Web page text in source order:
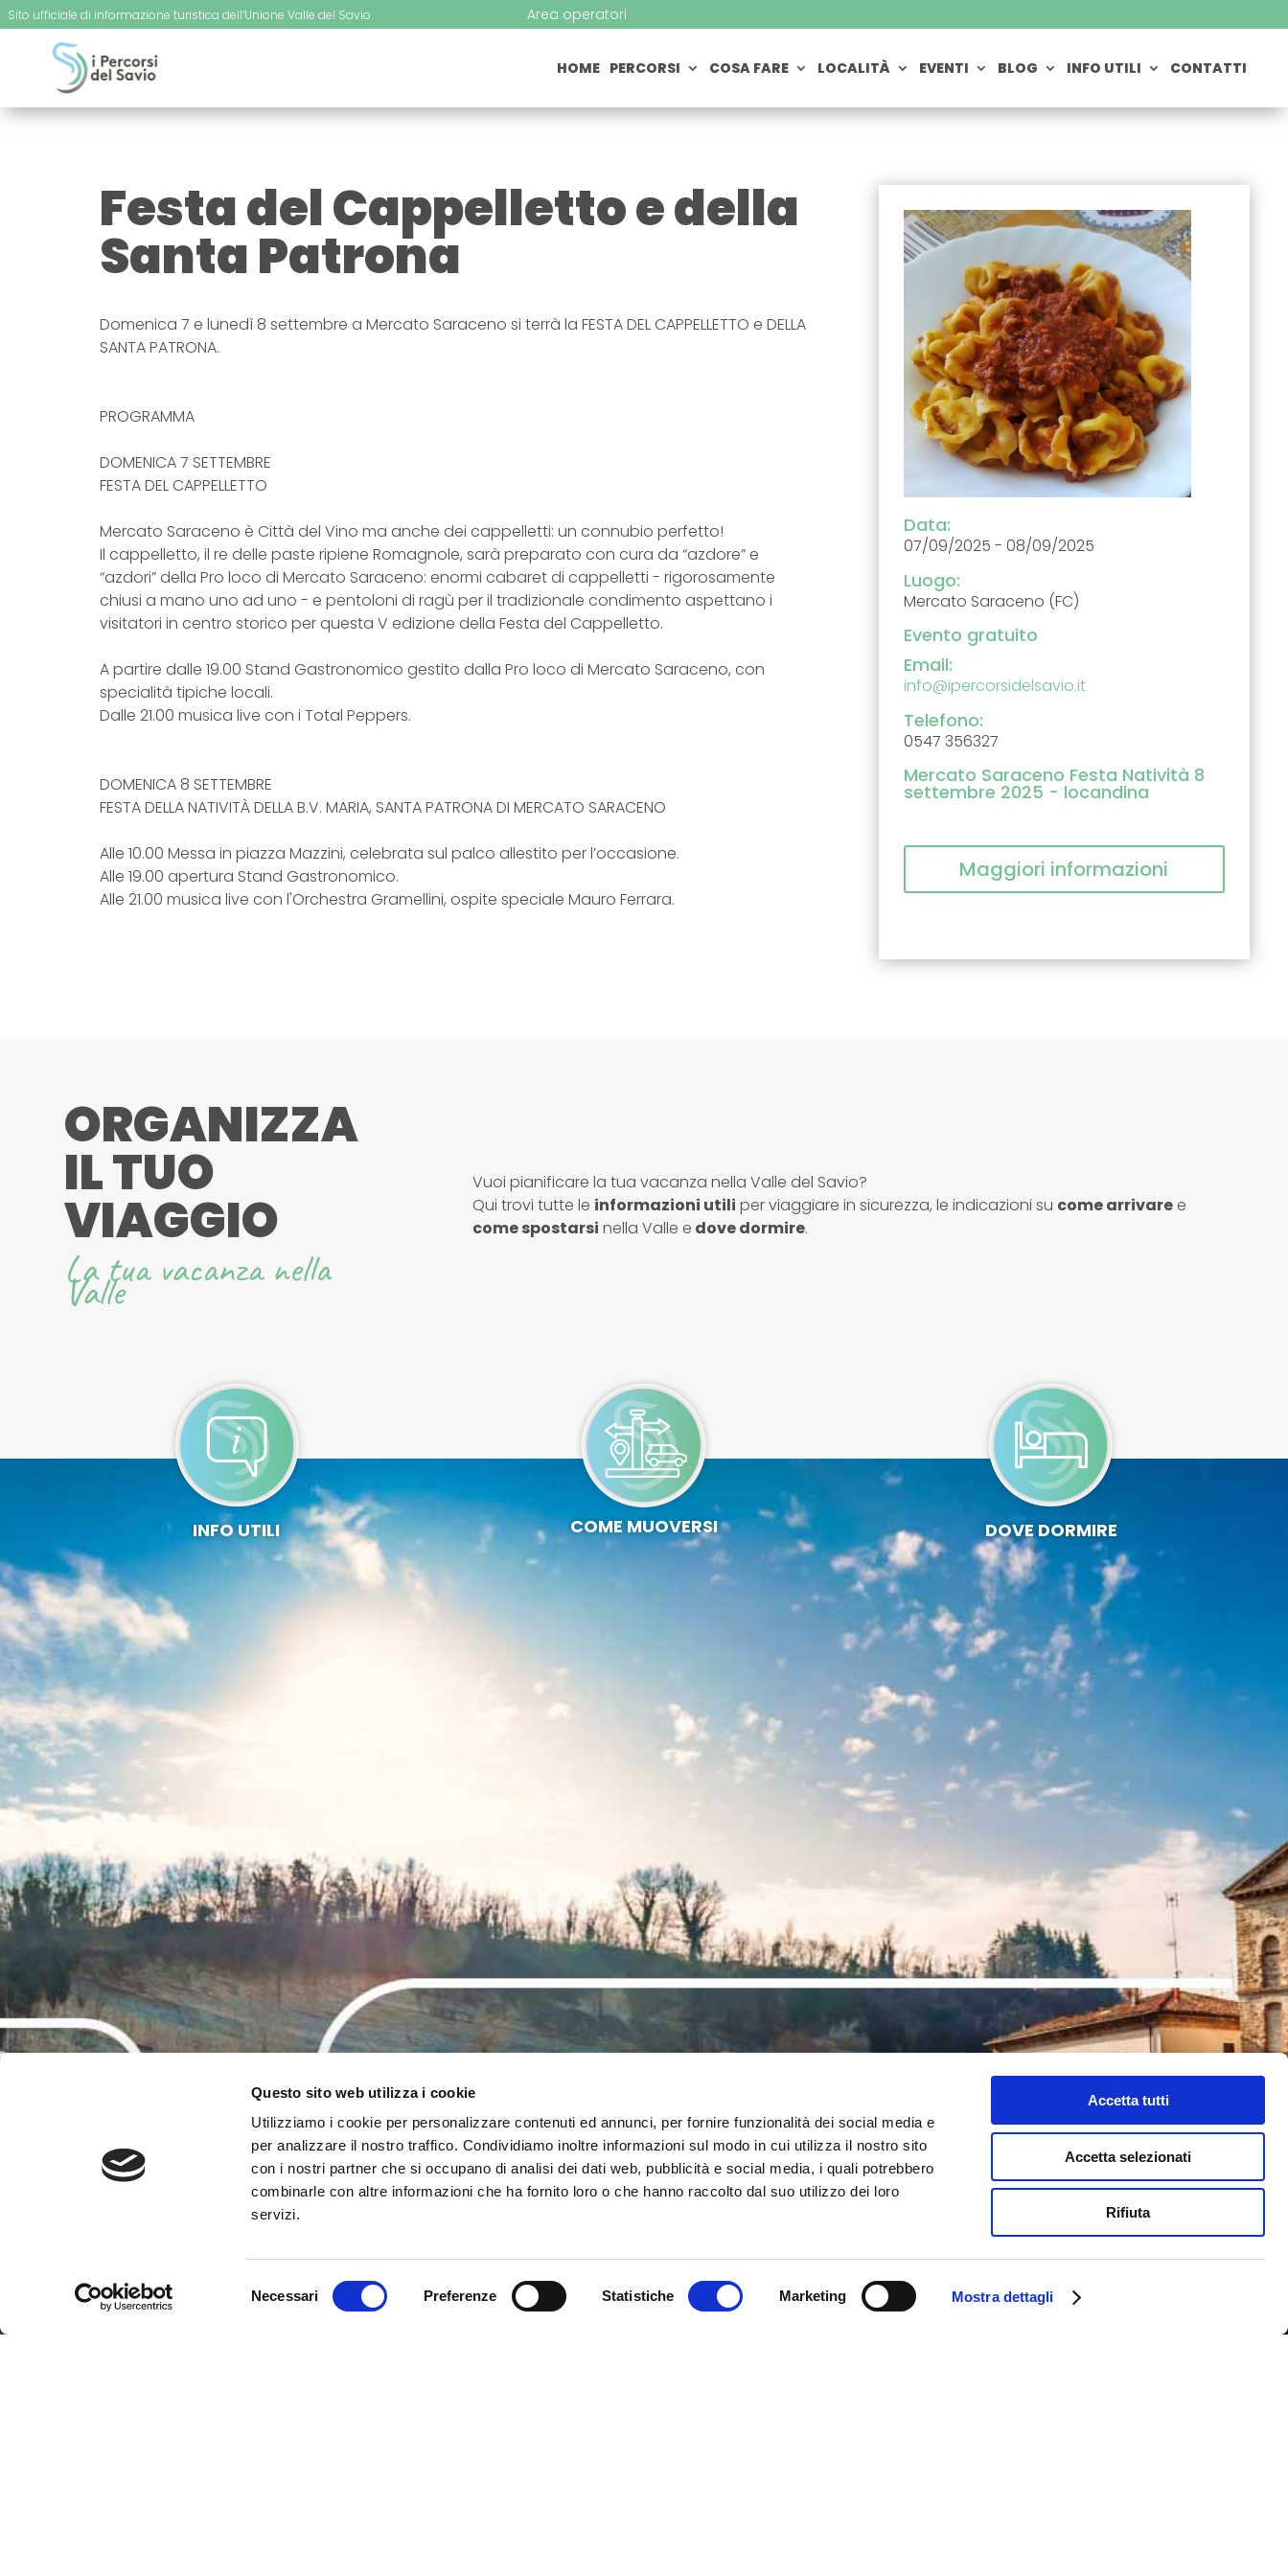
Questo sito web utilizza i cookie
Utilizziamo i cookie per personalizzare contenuti ed annunci, per fornire funzionalità dei social media e
per analizzare il nostro traffico. Condividiamo inoltre informazioni sul modo in cui utilizza il nostro sito
con i nostri partner che si occupano di analisi dei dati web, pubblicità e social media, i quali potrebbero
combinarle con altre informazioni che ha fornito loro o che hanno raccolto dal suo utilizzo dei loro
servizi.
Necessari Preferenze Statistiche Marketing Mostra dettagli
Accetta tutti
Accetta selezionati
Rifiuta
Sito ufficiale di informazione turistica dell’Unione Valle del Savio Area operatori
HOME PERCORSI COSA FARE LOCALITÀ EVENTI BLOG INFO UTILI CONTATTI
Festa del Cappelletto e della
Santa Patrona
Domenica 7 e lunedì 8 settembre a Mercato Saraceno si terrà la FESTA DEL CAPPELLETTO e DELLA
SANTA PATRONA.
PROGRAMMA
DOMENICA 7 SETTEMBRE
FESTA DEL CAPPELLETTO
Mercato Saraceno è Città del Vino ma anche dei cappelletti: un connubio perfetto!
Il cappelletto, il re delle paste ripiene Romagnole, sarà preparato con cura da “azdore” e
“azdori” della Pro loco di Mercato Saraceno: enormi cabaret di cappelletti - rigorosamente
chiusi a mano uno ad uno - e pentoloni di ragù per il tradizionale condimento aspettano i
visitatori in centro storico per questa V edizione della Festa del Cappelletto.
A partire dalle 19.00 Stand Gastronomico gestito dalla Pro loco di Mercato Saraceno, con
specialità tipiche locali.
Dalle 21.00 musica live con i Total Peppers.
DOMENICA 8 SETTEMBRE
FESTA DELLA NATIVITÀ DELLA B.V. MARIA, SANTA PATRONA DI MERCATO SARACENO
Alle 10.00 Messa in piazza Mazzini, celebrata sul palco allestito per l’occasione.
Alle 19.00 apertura Stand Gastronomico.
Alle 21.00 musica live con l'Orchestra Gramellini, ospite speciale Mauro Ferrara.
Data:
07/09/2025 - 08/09/2025
Luogo:
Mercato Saraceno (FC)
Evento gratuito
Email:
info@ipercorsidelsavio.it
Telefono:
0547 356327
Mercato Saraceno Festa Natività 8
settembre 2025 - locandina
Maggiori informazioni
ORGANIZZA
IL TUO
VIAGGIO
La tua vacanza nella
Valle
Vuoi pianificare la tua vacanza nella Valle del Savio?
Qui trovi tutte le informazioni utili per viaggiare in sicurezza, le indicazioni su come arrivaree
come spostarsi nella Valle e dove dormire.
INFO UTILI COME MUOVERSI DOVE DORMIRE